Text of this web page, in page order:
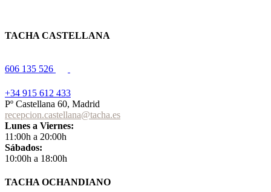
TACHA CASTELLANA
606 135 526
+34 915 612 433
Pº Castellana 60, Madrid
recepcion.castellana@tacha.es
Lunes a Viernes:
11:00h a 20:00h
Sábados:
10:00h a 18:00h
TACHA OCHANDIANO